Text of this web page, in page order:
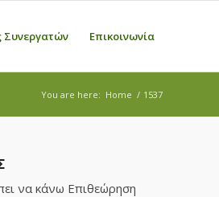
Συνεργατών Επικοινωνία
You are here: Home / 1537
να κάνω Επιθεώρηση